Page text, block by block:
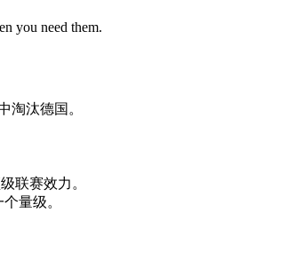
you need them.
淘汰德国 。
级联赛效力 。
个量级。